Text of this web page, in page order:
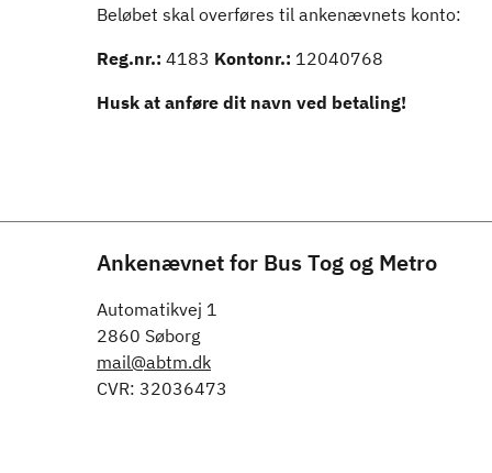
Beløbet skal overføres til ankenævnets konto:
Reg.nr.: 4183 Kontonr.: 12040768
Husk at anføre dit navn ved betaling!
Ankenævnet for Bus Tog og Metro
Automatikvej 1
2860 Søborg
mail@abtm.dk
CVR: 32036473